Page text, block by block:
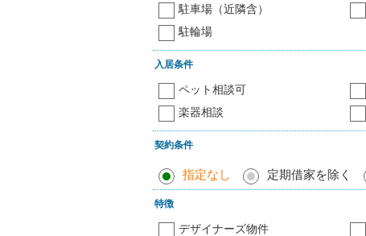
駐車場（近隣含）
駐輪場
入居条件
ペット相談可
楽器相談
契約条件
指定なし 定期借家を除く
特徴
デザイナーズ物件